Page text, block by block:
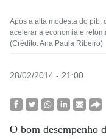
Após a alta modesta do pib,
acelerar a economia e
(Crédito: Ana Paula Ribeiro)
28/02/2014 - 21:00
O bom desempenho